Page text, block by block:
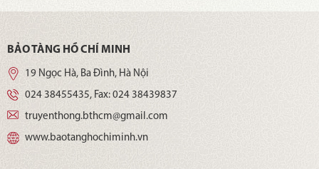
BẢO TÀNG HỒ CHÍ MINH
19 Ngọc Hà, Ba Đình, Hà Nội
024 38455435, Fax: 024 38439837
truyenthong.bthcm@gmail.com
www.baotanghochiminh.vn